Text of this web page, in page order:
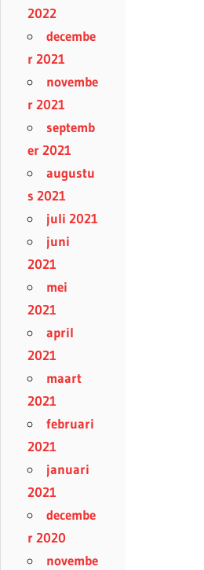
2022
decembe
r 2021
novembe
r 2021
septemb
er 2021
augustu
s 2021
juli 2021
juni
2021
mei
2021
april
2021
maart
2021
februari
2021
januari
2021
decembe
r 2020
novembe